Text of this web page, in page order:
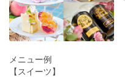
メニュー例
【スイーツ】